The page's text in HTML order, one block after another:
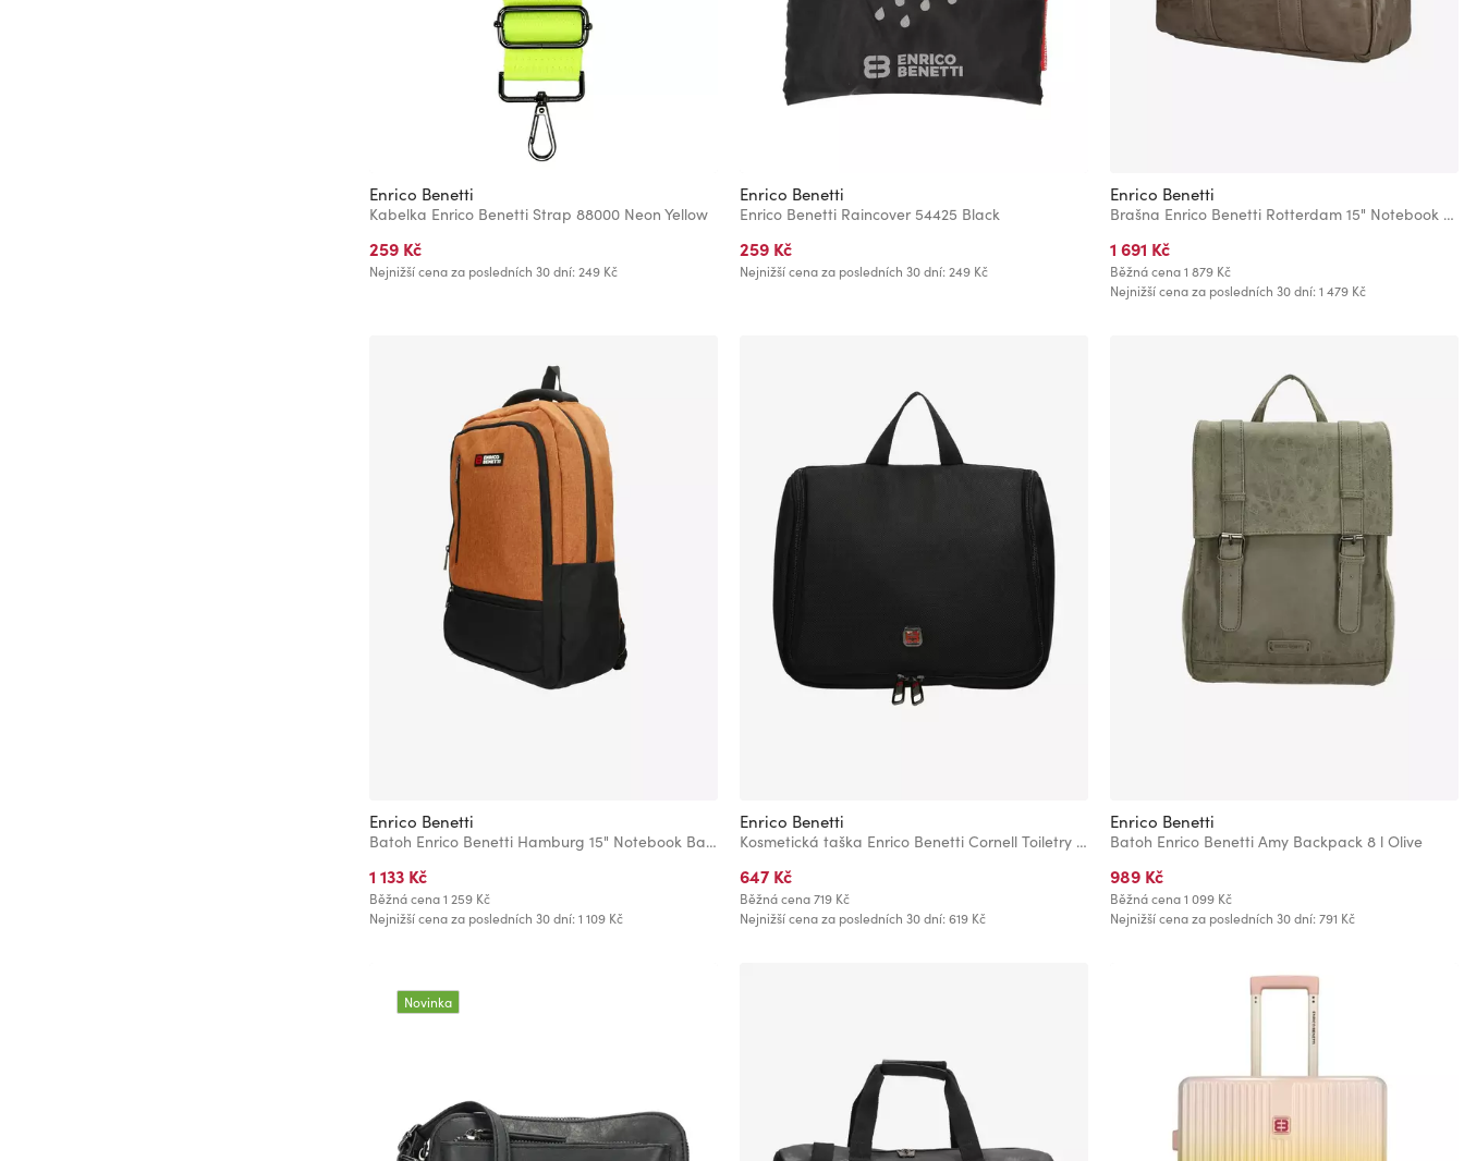
Enrico Benetti
Kabelka Enrico Benetti Strap 88000 Neon Yellow
259 Kč
Nejnižší cena za posledních 30 dní: 249 Kč
Enrico Benetti
Enrico Benetti Raincover 54425 Black
259 Kč
Nejnižší cena za posledních 30 dní: 249 Kč
Enrico Benetti
Brašna Enrico Benetti Rotterdam 15" Notebook Bag Medium Taupe
1 691 Kč
Běžná cena1 879 Kč
Nejnižší cena za posledních 30 dní: 1 479 Kč
Enrico Benetti
Batoh Enrico Benetti Hamburg 15" Notebook Backpack Rust
1 133 Kč
Běžná cena 1 259 Kč
Nejnižší cena za posledních 30 dní: 1 109 Kč
Enrico Benetti
Kosmetická taška Enrico Benetti Cornell Toiletry Bag Black
647 Kč
Běžná cena 719 Kč
Nejnižší cena za posledních 30 dní: 619 Kč
Enrico Benetti
Batoh Enrico Benetti Amy Backpack 8 l Olive
989 Kč
Běžná cena1 099 Kč
Nejnižší cena za posledních 30 dní: 791 Kč
Novinka